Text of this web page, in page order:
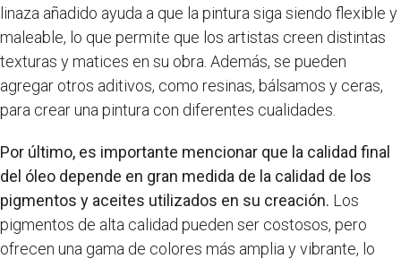
linaza añadido ayuda a que la pintura siga siendo flexible y
maleable, lo que permite que los artistas creen distintas
texturas y matices en su obra. Además, se pueden
agregar otros aditivos, como resinas, bálsamos y ceras,
para crear una pintura con diferentes cualidades.
Por último, es importante mencionar que la calidad final
del óleo depende en gran medida de la calidad de los
pigmentos y aceites utilizados en su creación. Los
pigmentos de alta calidad pueden ser costosos, pero
ofrecen una gama de colores más amplia y vibrante, lo